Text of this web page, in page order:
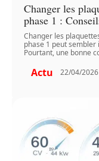
Changer les
phase 1 :
Changer les
phase 1 peut
Pourtant, une bonne
Actu 22/04/2026